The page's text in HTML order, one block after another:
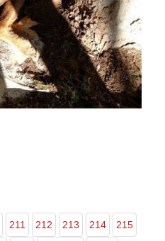
211 212 213 214 215